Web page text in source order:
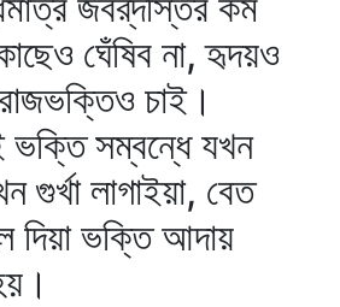
ঘেঁষিব না, হৃদয়ও
চাই।
ভক্তি সম্বন্ধে যখন
গুর্খা লাগাইয়া, বেত
দিয়া ভক্তি আদায়